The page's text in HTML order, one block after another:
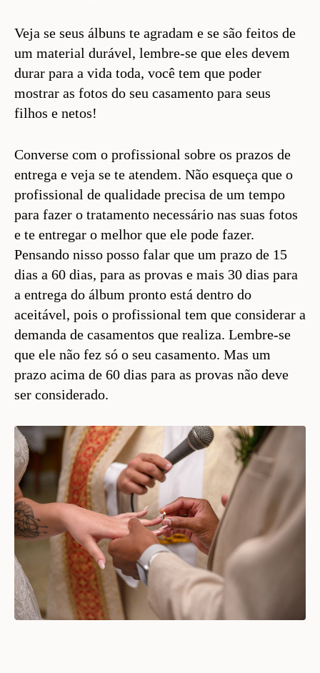
Veja se seus álbuns te agradam e se são feitos de
um material durável, lembre-se que eles devem
durar para a vida toda, você tem que poder
mostrar as fotos do seu casamento para seus
filhos e netos!
Converse com o profissional sobre os prazos de
entrega e veja se te atendem. Não esqueça que o
profissional de qualidade precisa de um tempo
para fazer o tratamento necessário nas suas fotos
e te entregar o melhor que ele pode fazer.
Pensando nisso posso falar que um prazo de 15
dias a 60 dias, para as provas e mais 30 dias para
a entrega do álbum pronto está dentro do
aceitável, pois o profissional tem que considerar a
demanda de casamentos que realiza. Lembre-se
que ele não fez só o seu casamento. Mas um
prazo acima de 60 dias para as provas não deve
ser considerado.